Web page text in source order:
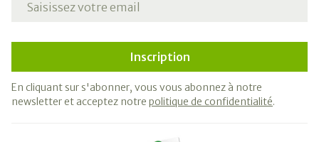
Inscription
En cliquant sur s'abonner, vous vous abonnez à notre
newsletter et acceptez notre politique de confidentialité.